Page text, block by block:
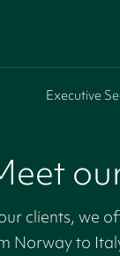
Executive
clients, we
Norway to